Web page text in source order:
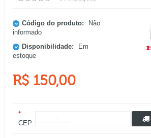
Código do produto:
Não
informado
Disponibilidade:
Em
estoque
R$ 150,00
*
CEP: